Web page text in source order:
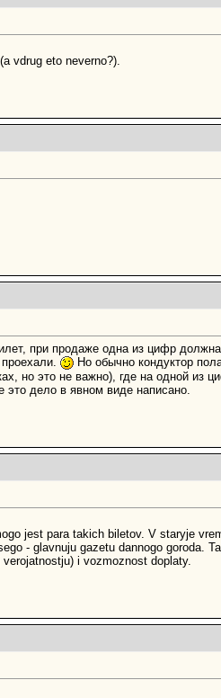
vdrug eto neverno?).
при продаже одна из цифр
Но обычно кондуктор
но это не важно), где на одной из
это дело в явном виде написано.
jest para takich biletov. V staryje
- glavnuju gazetu dannogo goroda.
i vozmoznost doplaty.